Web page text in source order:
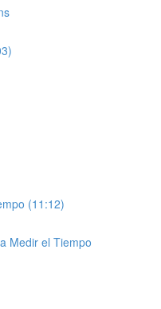
(11:12)
Medir el Tiempo